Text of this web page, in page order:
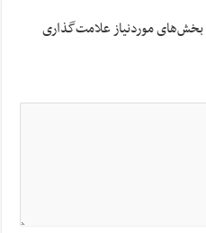
بخش‌های موردنیاز علامت‌گذاری